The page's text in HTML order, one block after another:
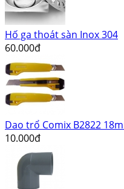
Hố ga thoát sàn Inox 304
60.000đ
Dao trổ Comix B2822
10.000đ